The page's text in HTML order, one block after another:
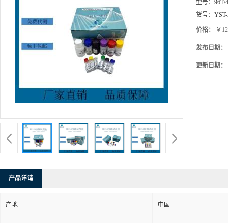
型号： 96T/
货号：
价格： ￥
发布日期：
更新日期：
产品详请
产地 中国